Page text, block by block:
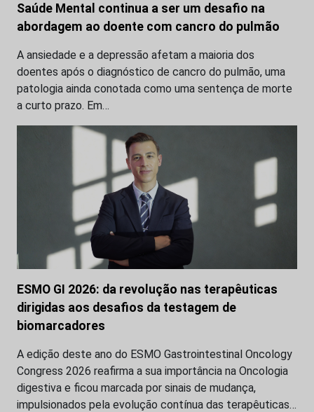
Saúde Mental continua a ser um desafio na
abordagem ao doente com cancro do pulmão
A ansiedade e a depressão afetam a maioria dos
doentes após o diagnóstico de cancro do pulmão, uma
patologia ainda conotada como uma sentença de morte
a curto prazo. Em…
ESMO GI 2026: da revolução nas terapêuticas
dirigidas aos desafios da testagem de
biomarcadores
A edição deste ano do ESMO Gastrointestinal Oncology
Congress 2026 reafirma a sua importância na Oncologia
digestiva e ficou marcada por sinais de mudança,
impulsionados pela evolução contínua das terapêuticas…